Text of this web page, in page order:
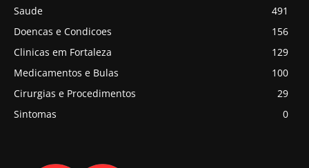
Saude
491
Doencas e Condicoes
156
Clinicas em Fortaleza
129
Medicamentos e Bulas
100
Cirurgias e Procedimentos
29
Sintomas
0